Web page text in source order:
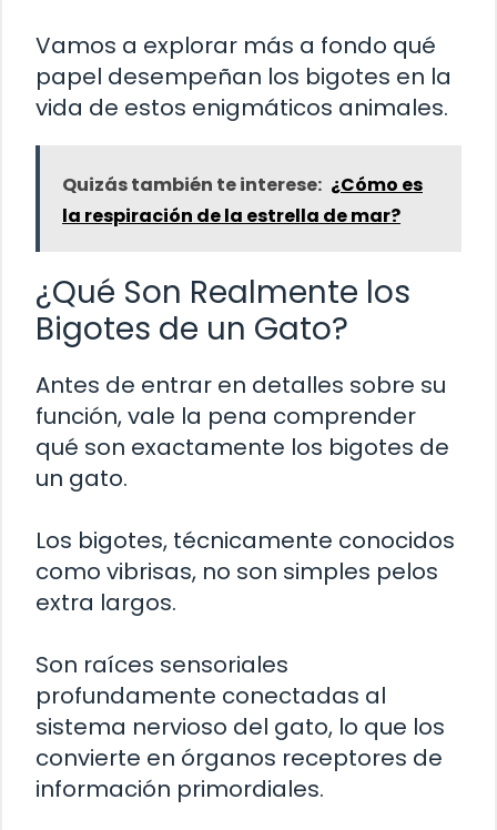
Vamos a explorar más a fondo qué
papel desempeñan los bigotes en la
vida de estos enigmáticos animales.
Quizás también te interese: ¿Cómo es
la respiración de la estrella de mar?
¿Qué Son Realmente los
Bigotes de un Gato?
Antes de entrar en detalles sobre su
función, vale la pena comprender
qué son exactamente los bigotes de
un gato.
Los bigotes, técnicamente conocidos
como vibrisas, no son simples pelos
extra largos.
Son raíces sensoriales
profundamente conectadas al
sistema nervioso del gato, lo que los
convierte en órganos receptores de
información primordiales.